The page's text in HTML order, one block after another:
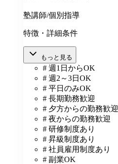
塾講師/個別指導
特徴・詳細条件
もっと見る
# 週1日からOK
# 週2～3日OK
# 平日のみOK
# 長期勤務歓迎
# 夕方からの勤務歓迎
# 夜からの勤務歓迎
# 研修制度あり
# 昇級制度あり
# 社員雇用制度あり
# 副業OK